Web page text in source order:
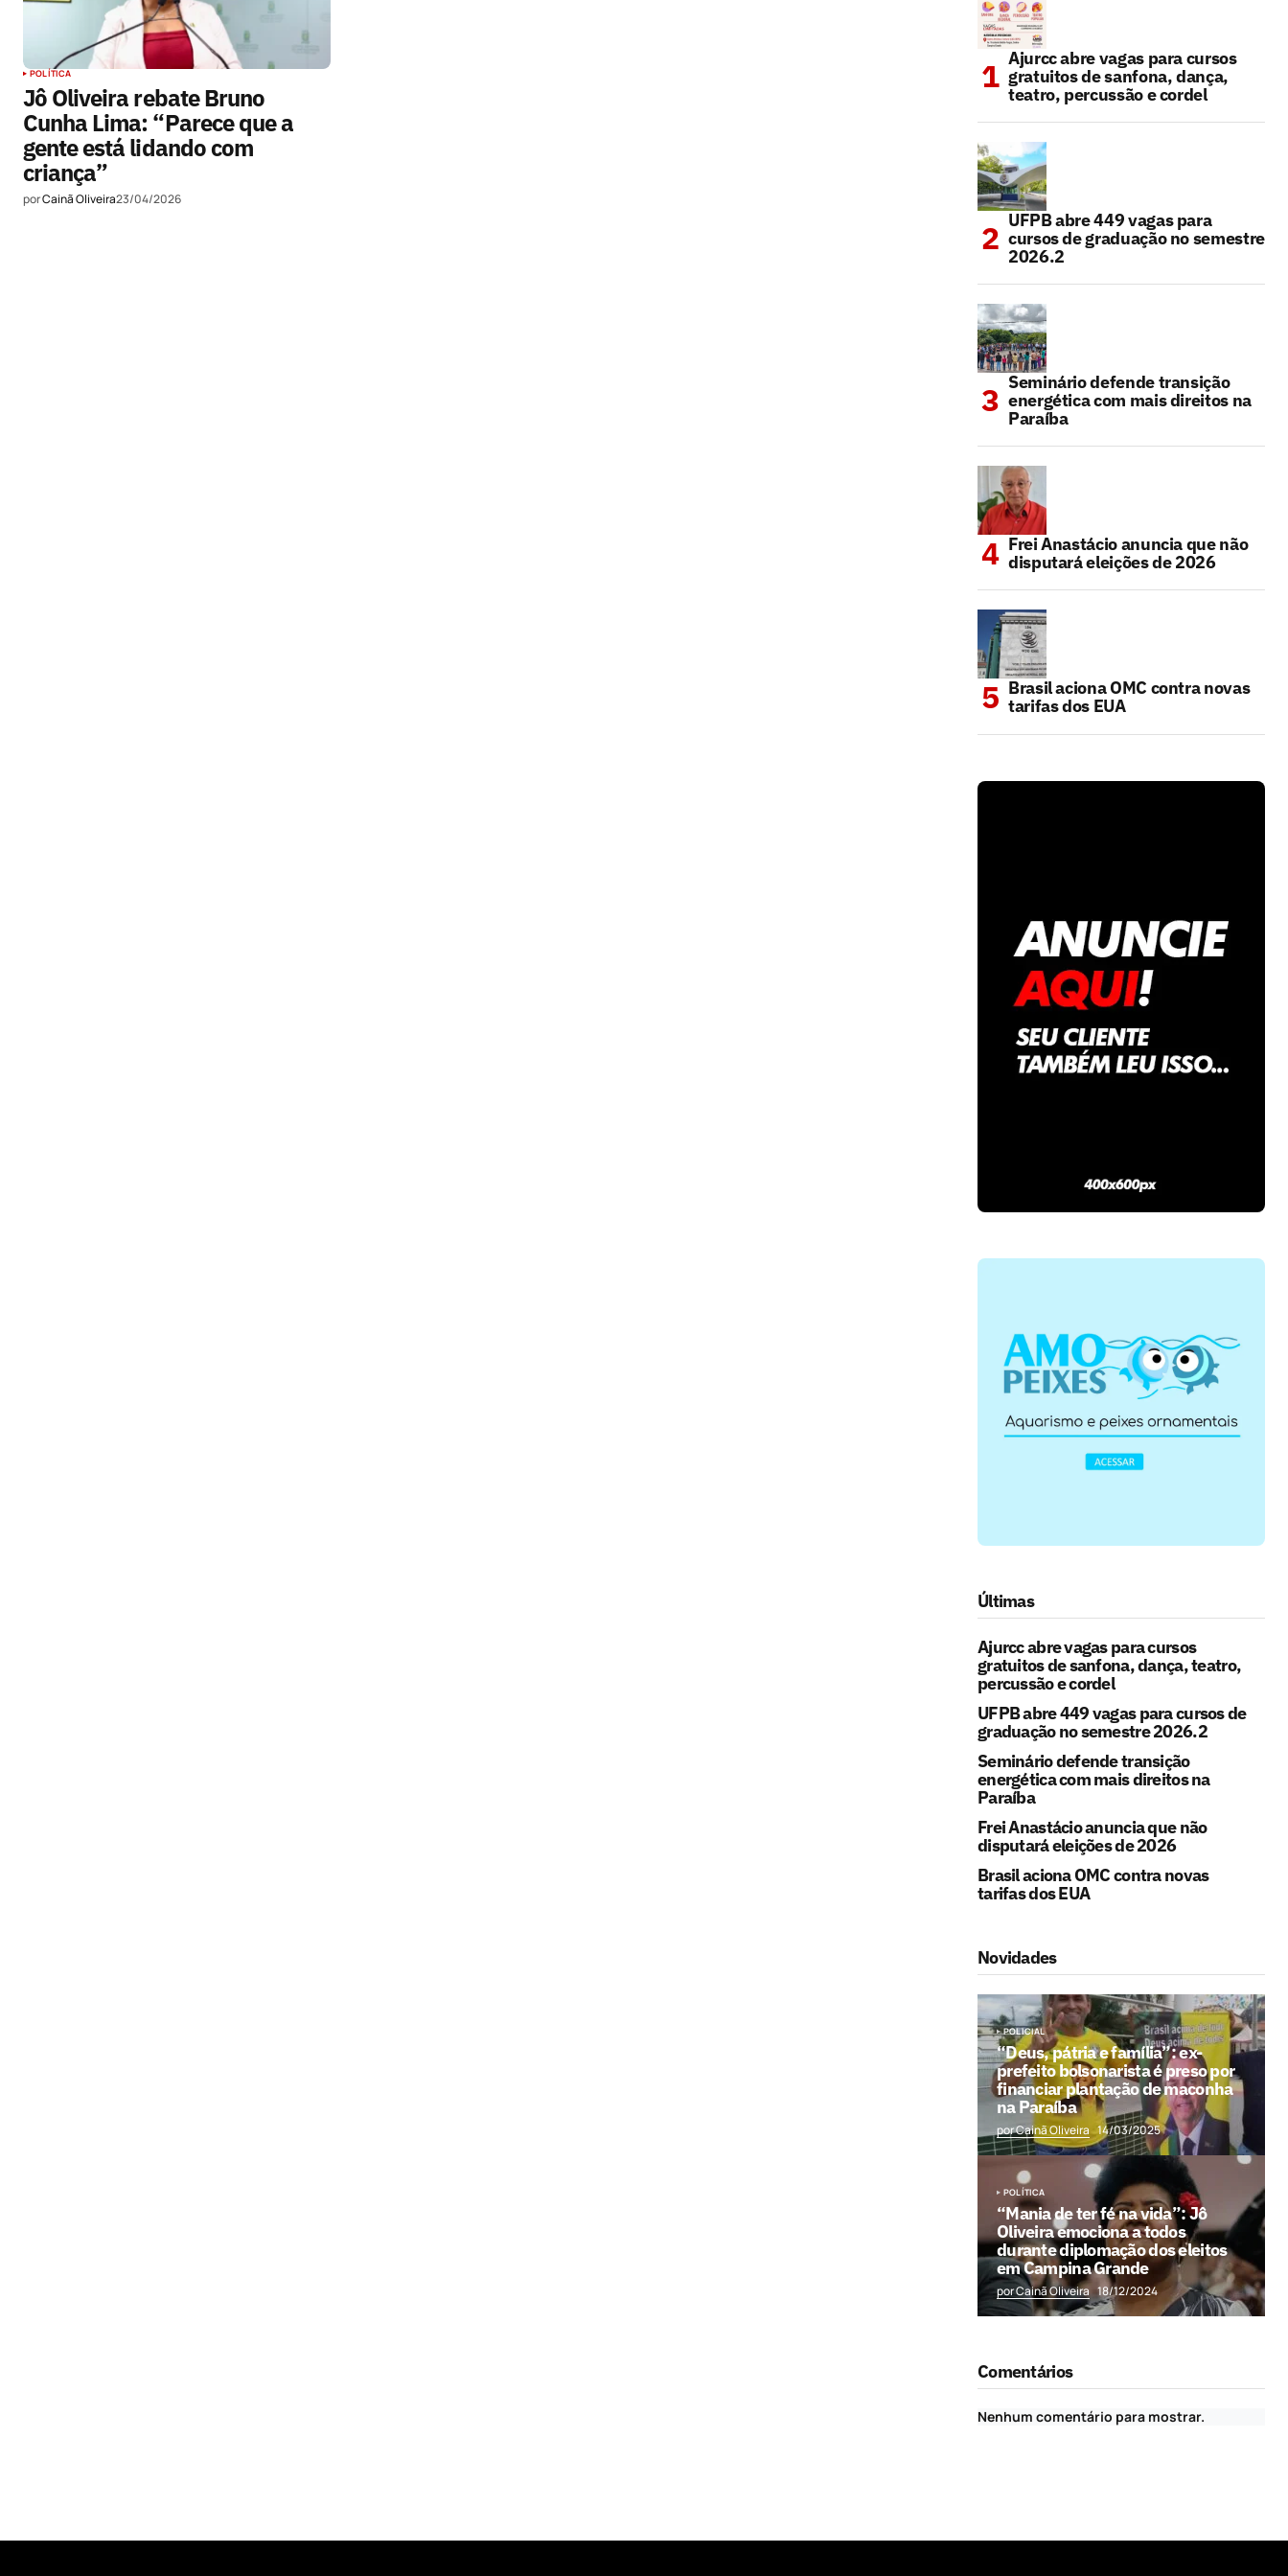
POLÍTICA
Jô Oliveira rebate Bruno
Cunha Lima: “Parece que a
gente está lidando com
criança”
porCainã Oliveira23/04/2026
Ajurcc abre vagas para cursos
gratuitos de sanfona, dança,
teatro, percussão e cordel
UFPB abre 449 vagas para
cursos de graduação no semestre
2026.2
Seminário defende transição
energética com mais direitos na
Paraíba
Frei Anastácio anuncia que não
disputará eleições de 2026
Brasil aciona OMC contra novas
tarifas dos EUA
Últimas
Ajurcc abre vagas para cursos
gratuitos de sanfona, dança, teatro,
percussão e cordel
UFPB abre 449 vagas para cursos de
graduação no semestre 2026.2
Seminário defende transição
energética com mais direitos na
Paraíba
Frei Anastácio anuncia que não
disputará eleições de 2026
Brasil aciona OMC contra novas
tarifas dos EUA
Novidades
POLICIAL
“Deus, pátria e família”: ex-
prefeito bolsonarista é preso por
financiar plantação de maconha
na Paraíba
por Cainã Oliveira 14/03/2025
POLÍTICA
“Mania de ter fé na vida”: Jô
Oliveira emociona a todos
durante diplomação dos eleitos
em Campina Grande
por Cainã Oliveira 18/12/2024
Comentários
Nenhum comentário para mostrar.